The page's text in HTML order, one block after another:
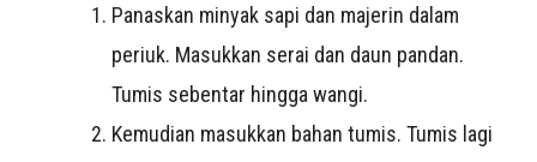
Panaskan minyak sapi dan majerin dalam
periuk. Masukkan serai dan daun pandan.
Tumis sebentar hingga wangi.
Kemudian masukkan bahan tumis. Tumis lagi